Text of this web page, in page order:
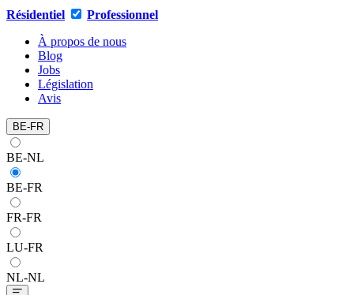
Résidentiel
Professionnel
À propos de nous
Blog
Jobs
Législation
Avis
BE-FR
BE-NL
BE-FR
FR-FR
LU-FR
NL-NL